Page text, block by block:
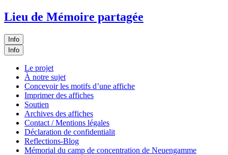
Lieu de Mémoire partagée
Info
Info
Le projet
À notre sujet
Concevoir les motifs d’une affiche
Imprimer des affiches
Soutien
Archives des affiches
Contact / Mentions légales
Déclaration de confidentialit
Reflections-Blog
Mémorial du camp de concentration de Neuengamme